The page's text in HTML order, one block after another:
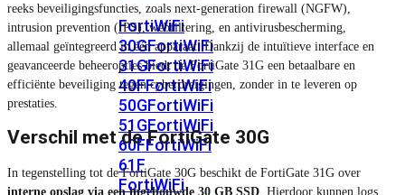
FortiWiFi
30GFortiWiFi
31GFortiWiFi
40FFortiWiFi
50GFortiWiFi
51GFortiWiFi
60FFortiWiFi
61F
FortiWiFi
reeks beveiligingsfuncties, zoals next-generation firewall (NGFW),
intrusion prevention (IPS), webfiltering, en antivirusbescherming,
allemaal geïntegreerd in één apparaat. Dankzij de intuïtieve interface en
geavanceerde beheeropties biedt de FortiGate 31G een betaalbare en
efficiënte beveiliging tegen cyberdreigingen, zonder in te leveren op
prestaties.
Verschil met de FortiGate 30G
In tegenstelling tot de FortiGate 30G beschikt de FortiGate 31G over
interne opslag via een ingebouwde 30 GB SSD . Hierdoor kunnen logs